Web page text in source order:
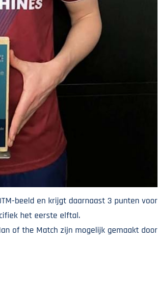
beeld en krijgt daarnaast 3 punten voor
het eerste elftal.
of the Match zijn mogelijk gemaakt door